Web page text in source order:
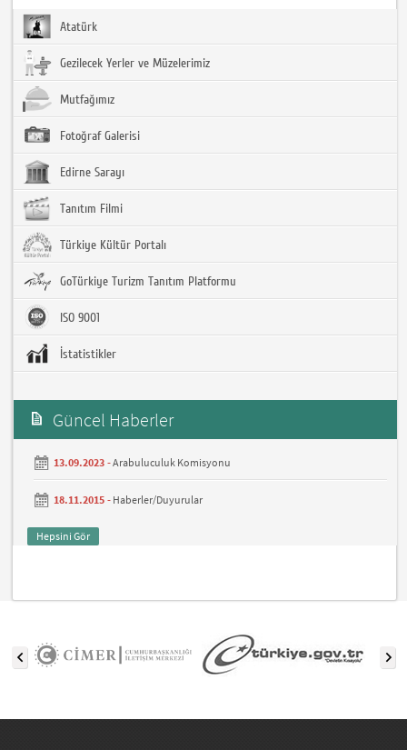
Atatürk
Gezilecek Yerler ve Müzelerimiz
Mutfağımız
Fotoğraf Galerisi
Edirne Sarayı
Tanıtım Filmi
Türkiye Kültür Portalı
GoTürkiye Turizm Tanıtım Platformu
ISO 9001
İstatistikler
Güncel Haberler
13.09.2023 -Arabuluculuk Komisyonu
18.11.2015 - Haberler/Duyurular
Hepsini Gör